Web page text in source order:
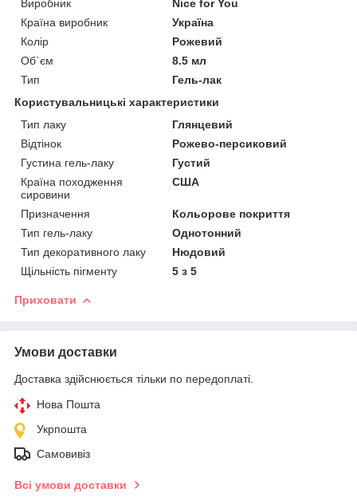
Виробник
Nice for You
Країна виробник
Україна
Колір
Рожевий
Об`єм
8.5 мл
Тип
Гель-лак
Користувальницькі характеристики
Тип лаку
Глянцевий
Відтінок
Рожево-персиковий
Густина гель-лаку
Густий
Країна походження
сировини
США
Призначення
Кольорове покриття
Тип гель-лаку
Однотонний
Тип декоративного лаку
Нюдовий
Щільність пігменту
5 з 5
Приховати
Умови доставки
Доставка здійснюється тільки по передоплаті.
Нова Пошта
Укрпошта
Самовивіз
Всі умови доставки